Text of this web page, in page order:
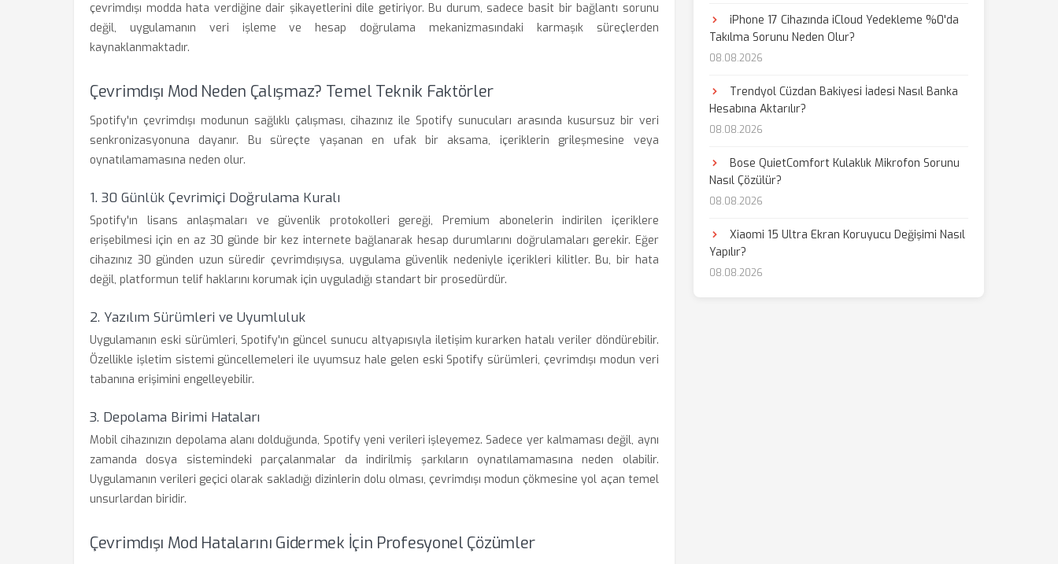
çevrimdışı modda hata verdiğine dair şikayetlerini dile getiriyor. Bu durum, sadece basit bir bağlantı sorunu
değil, uygulamanın veri işleme ve hesap doğrulama mekanizmasındaki karmaşık süreçlerden
kaynaklanmaktadır.
Çevrimdışı Mod Neden Çalışmaz? Temel Teknik Faktörler
Spotify'ın çevrimdışı modunun sağlıklı çalışması, cihazınız ile Spotify sunucuları arasında kusursuz bir veri
senkronizasyonuna dayanır. Bu süreçte yaşanan en ufak bir aksama, içeriklerin grileşmesine veya
oynatılamamasına neden olur.
1. 30 Günlük Çevrimiçi Doğrulama Kuralı
Spotify'ın lisans anlaşmaları ve güvenlik protokolleri gereği, Premium abonelerin indirilen içeriklere
erişebilmesi için en az 30 günde bir kez internete bağlanarak hesap durumlarını doğrulamaları gerekir. Eğer
cihazınız 30 günden uzun süredir çevrimdışıysa, uygulama güvenlik nedeniyle içerikleri kilitler. Bu, bir hata
değil, platformun telif haklarını korumak için uyguladığı standart bir prosedürdür.
2. Yazılım Sürümleri ve Uyumluluk
Uygulamanın eski sürümleri, Spotify'ın güncel sunucu altyapısıyla iletişim kurarken hatalı veriler döndürebilir.
Özellikle işletim sistemi güncellemeleri ile uyumsuz hale gelen eski Spotify sürümleri, çevrimdışı modun veri
tabanına erişimini engelleyebilir.
3. Depolama Birimi Hataları
Mobil cihazınızın depolama alanı dolduğunda, Spotify yeni verileri işleyemez. Sadece yer kalmaması değil, aynı
zamanda dosya sistemindeki parçalanmalar da indirilmiş şarkıların oynatılamamasına neden olabilir.
Uygulamanın verileri geçici olarak sakladığı dizinlerin dolu olması, çevrimdışı modun çökmesine yol açan temel
unsurlardan biridir.
Çevrimdışı Mod Hatalarını Gidermek İçin Profesyonel Çözümler
iPhone 17 Cihazında iCloud Yedekleme %0'da
Takılma Sorunu Neden Olur?
08.08.2026
Trendyol Cüzdan Bakiyesi İadesi Nasıl Banka
Hesabına Aktarılır?
08.08.2026
Bose QuietComfort Kulaklık Mikrofon Sorunu
Nasıl Çözülür?
08.08.2026
Xiaomi 15 Ultra Ekran Koruyucu Değişimi Nasıl
Yapılır?
08.08.2026